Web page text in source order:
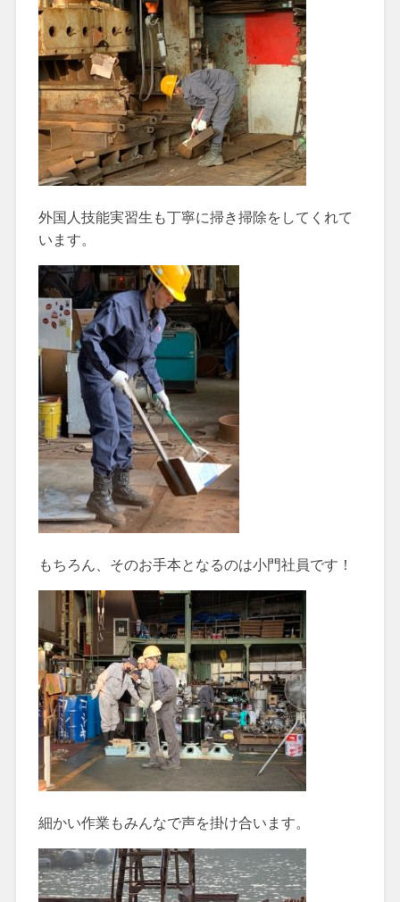
外国人技能実習生も丁寧に掃き掃除をしてくれて
います。
もちろん、そのお手本となるのは小門社員です！
細かい作業もみんなで声を掛け合います。